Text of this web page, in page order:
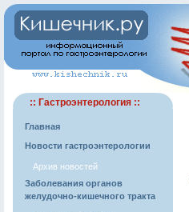
:: Гастроэнтерология ::
Главная
Новости гастроэнтерологии
Архив новостей
Заболевания органов
желудочно-кишечного тракта